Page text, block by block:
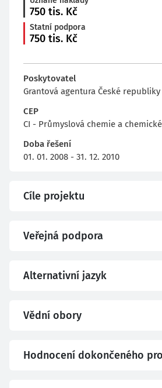
750 tis. Kč
Statní podpora
750 tis. Kč
Poskytovatel
Grantová agentura České republiky
CEP
CI - Průmyslová chemie a
Doba řešení
01. 01. 2008 - 31. 12. 2010
Cíle projektu
Veřejná podpora
Alternativní jazyk
Vědní obory
Hodnocení dokončeného